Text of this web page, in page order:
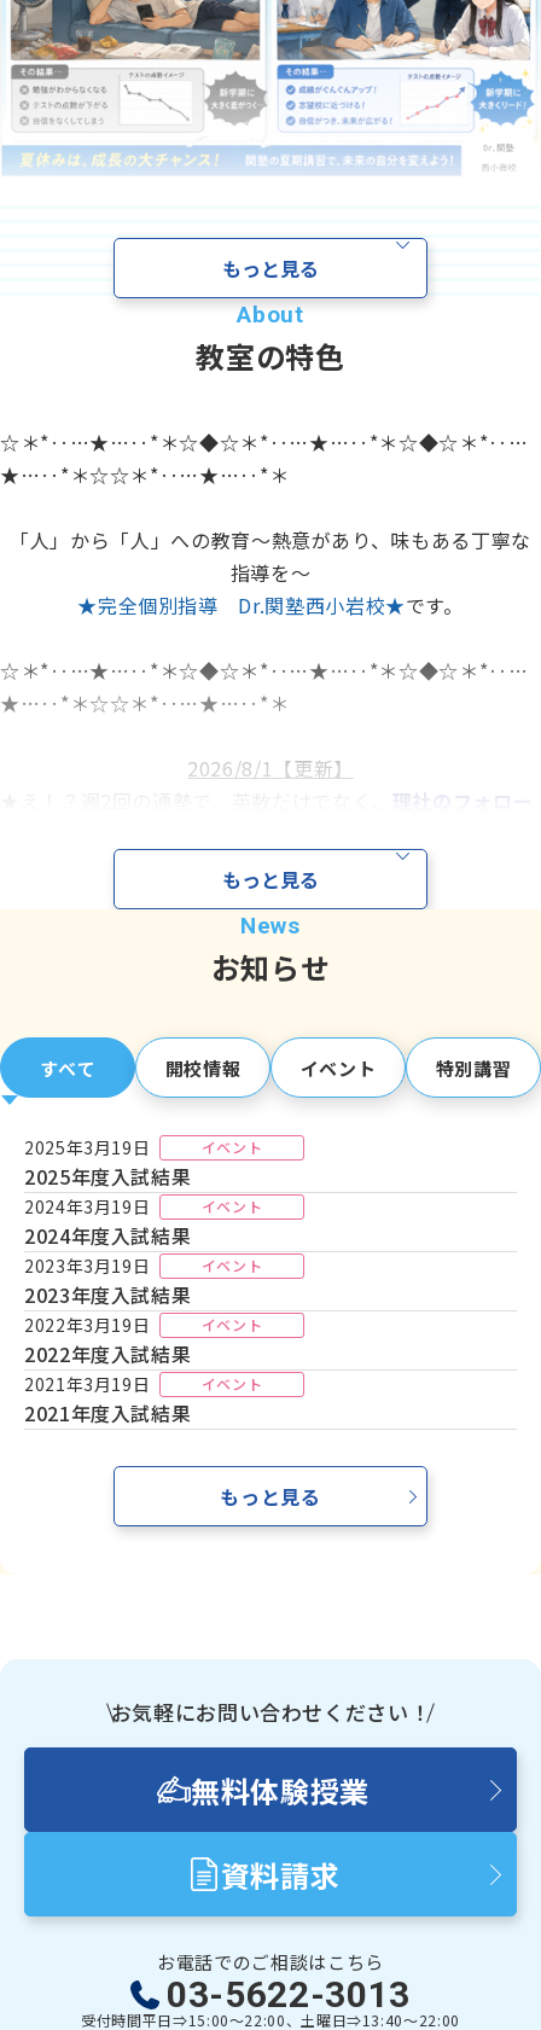
0120-86
ハロー
-3154
さぁいこうよ
受付時間7:00〜24:00(年中無休)
そこのあなた！！
夏休みは遊んでしまう自信がある(笑)、
そこのあなた！！
受けてみて下さい。
一人ひとりの状態に合わせてご提示します！
もっと見る
教室の特色
☆＊*‥…★…‥*＊☆◆☆＊*‥…★…‥*＊☆◆☆＊*‥…
★…‥*＊☆☆＊*‥…★…‥*＊
「人」から「人」への教育～熱意があり、味もある丁寧な
指導を～
★完全個別指導 Dr.関塾西小岩校★です。
☆＊*‥…★…‥*＊☆◆☆＊*‥…★…‥*＊☆◆☆＊*‥…
★…‥*＊☆☆＊*‥…★…‥*＊
2026/8/1【更新】
理社のフォロー
★え！？小学生は科目問わず、 英語を毎回少しずつ入れて
地元の学校の定期試験の傾向を長年研究している
⇒はい、関塾は全てに当てはまります。
比べてください、他の個別指導塾とは比べものにならない
クオリティの講師陣です！！
講師紹介ページ※8/1更新！をぜひご覧下さい）※注目ポ
イントは、対応科目の幅広さです☆
6名の正社員管理講師
の成績upに尽力致します！！
☆１☆【8/1up】「(空席、まだ少しだけあります！)夏期体
験講習」
こちらのご案内（クリックorタッ
をご覧下さい！
【6/28up】「英検３級２次面接のポイントを詰め込
んだ動画」
をYouTubeにupしました！
もっと見る
お知らせ
すべて 開校情報 イベント 特別講習
2025年3月19日 イベント
2025年度入試結果
2024年3月19日 イベント
2024年度入試結果
2023年3月19日 イベント
2023年度入試結果
2022年3月19日 イベント
2022年度入試結果
2021年3月19日 イベント
2021年度入試結果
もっと見る
お気軽にお問い合わせください！
無料体験授業
資料請求
お電話でのご相談はこちら
03-5622-3013
受付時間平日⇒15:00～22:00、土曜日⇒13:40～22:00